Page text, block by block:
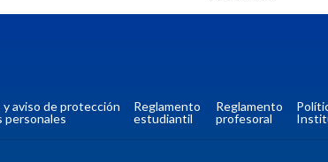
y aviso de protección
personales
Reglamento
estudiantil
Reglamento
profesoral